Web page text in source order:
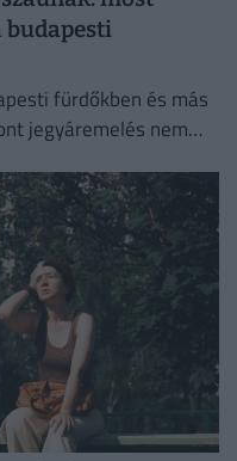
budapesti
fürdőkben és más
jegyáremelés nem